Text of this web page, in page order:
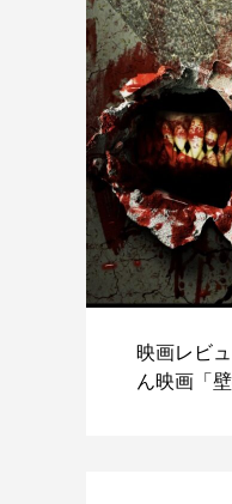
映画レビ
ん映画「